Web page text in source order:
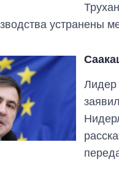
устранены
Лидер